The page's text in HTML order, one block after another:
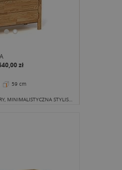
zł
59 cm
KOMPAKTOWE WYMIARY, MINIMALISTYCZNA STYLISTYKA